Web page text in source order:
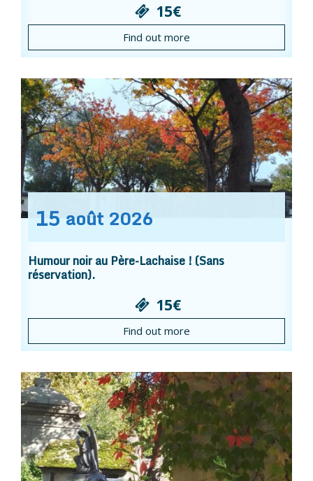
15€
Find out more
15 août 2026
Humour noir au Père-Lachaise ! (Sans
réservation).
15€
Find out more